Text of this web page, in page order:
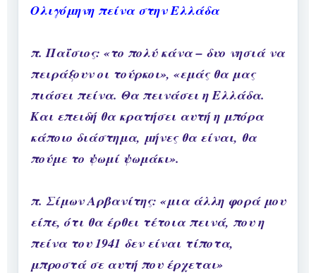
Ολιγόμηνη πείνα στην Ελλάδα
π. Παΐσιος: «το πολύ κάνα – δυο νησιά να
πειράξουν οι τούρκοι», «εμάς θα μας
πιάσει πείνα. Θα πεινάσει η Ελλάδα.
Και επειδή θα κρατήσει αυτή η μπόρα
κάποιο διάστημα, μήνες θα είναι, θα
πούμε το ψωμί ψωμάκι».
π. Σίμων Αρβανίτης: «μια άλλη φορά μου
είπε, ότι θα έρθει τέτοια πεινά, που η
πείνα του 1941 δεν είναι τίποτα,
μπροστά σε αυτή που έρχεται»